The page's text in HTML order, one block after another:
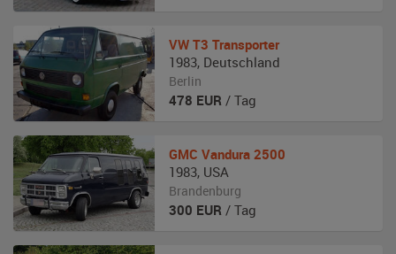
VW T3 Transporter
1983, Deutschland
Berlin
478 EUR / Tag
GMC Vandura 2500
1983, USA
Brandenburg
300 EUR / Tag